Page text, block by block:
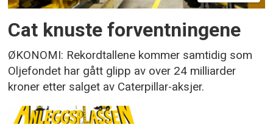
Cat knuste forventningene
ØKONOMI: Rekordtallene kommer samtidig som
Oljefondet har gått glipp av over 24 milliarder
kroner etter salget av Caterpillar-aksjer.